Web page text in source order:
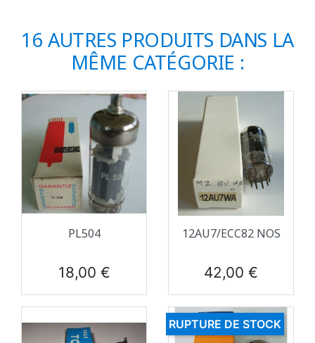
16 AUTRES PRODUITS DANS LA
MÊME CATÉGORIE :
PL504
Prix
18,00 €
12AU7/ECC82 NOS
Prix
42,00 €
RUPTURE DE STOCK